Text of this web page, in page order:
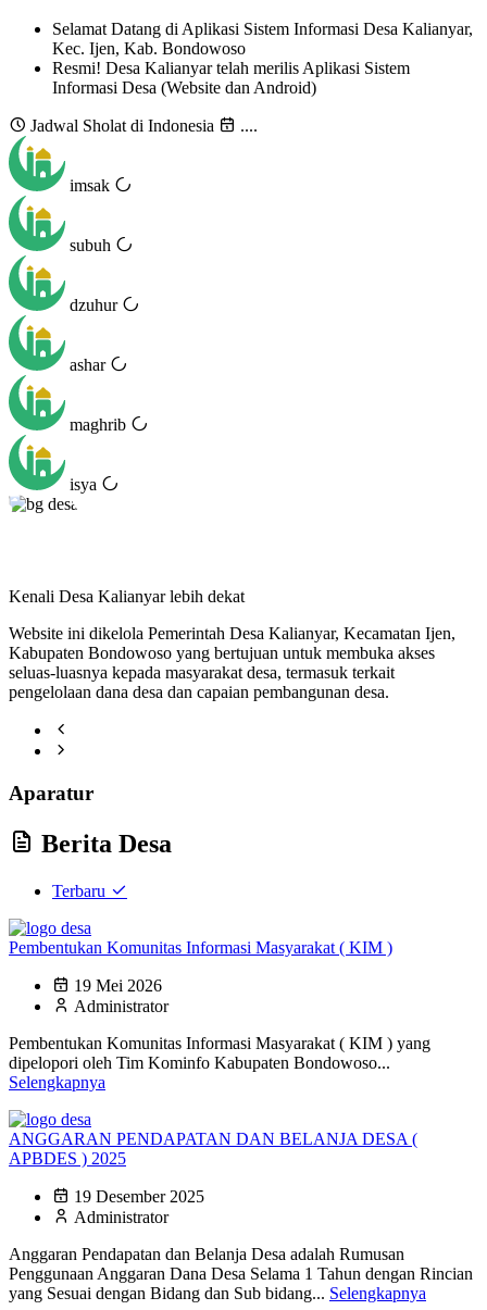
Selamat Datang di Aplikasi Sistem Informasi Desa Kalianyar,
Kec. Ijen, Kab. Bondowoso
Resmi! Desa Kalianyar telah merilis Aplikasi Sistem
Informasi Desa (Website dan Android)
Jadwal Sholat di Indonesia ....
imsak
subuh
dzuhur
ashar
maghrib
isya
Kenali Desa Kalianyar lebih dekat
Website ini dikelola Pemerintah Desa Kalianyar, Kecamatan Ijen,
Kabupaten Bondowoso yang bertujuan untuk membuka akses
seluas-luasnya kepada masyarakat desa, termasuk terkait
pengelolaan dana desa dan capaian pembangunan desa.
Aparatur
Berita Desa
Terbaru
Pembentukan Komunitas Informasi Masyarakat ( KIM )
19 Mei 2026
Administrator
Pembentukan Komunitas Informasi Masyarakat ( KIM ) yang
dipelopori oleh Tim Kominfo Kabupaten Bondowoso...
Selengkapnya
ANGGARAN PENDAPATAN DAN BELANJA DESA (
APBDES ) 2025
19 Desember 2025
Administrator
Anggaran Pendapatan dan Belanja Desa adalah Rumusan
Penggunaan Anggaran Dana Desa Selama 1 Tahun dengan Rincian
yang Sesuai dengan Bidang dan Sub bidang... Selengkapnya